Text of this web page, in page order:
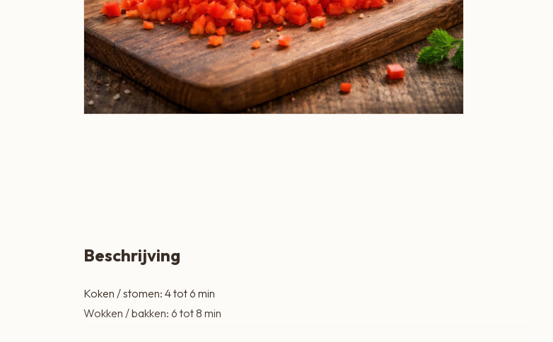
Boeren Kaas
BBQ
Cadeau
Dranken
Thee & Sappen
Beschrijving
Koken / stomen: 4 tot 6 min
Wokken / bakken: 6 tot 8 min